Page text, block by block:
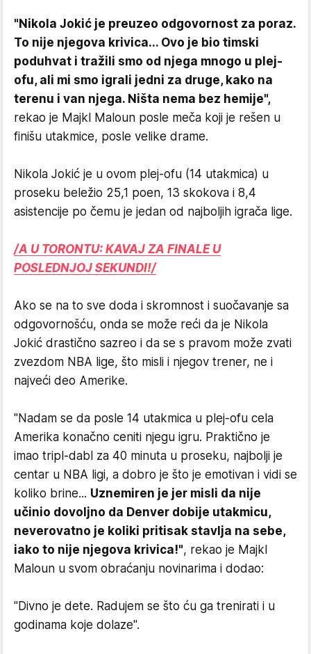
"Nikola Jokić je preuzeo odgovornost za poraz.
To nije njegova krivica... Ovo je bio timski
poduhvat i tražili smo od njega mnogo u plej-
ofu, ali mi smo igrali jedni za druge, kako na
terenu i van njega. Ništa nema bez hemije",
rekao je Majkl Maloun posle meča koji je rešen u
finišu utakmice, posle velike drame.
Nikola Jokić je u ovom plej-ofu (14 utakmica) u
proseku beležio 25,1 poen, 13 skokova i 8,4
asistencije po čemu je jedan od najboljih igrača lige.
/A U TORONTU: KAVAJ ZA FINALE U
POSLEDNJOJ SEKUNDI!/
Ako se na to sve doda i skromnost i suočavanje sa
odgovornošću, onda se može reći da je Nikola
Jokić drastično sazreo i da se s pravom može zvati
zvezdom NBA lige, što misli i njegov trener, ne i
najveći deo Amerike.
"Nadam se da posle 14 utakmica u plej-ofu cela
Amerika konačno ceniti njegu igru. Praktično je
imao tripl-dabl za 40 minuta u proseku, najbolji je
centar u NBA ligi, a dobro je što je emotivan i vidi se
koliko brine... Uznemiren je jer misli da nije
učinio dovoljno da Denver dobije utakmicu,
neverovatno je koliki pritisak stavlja na sebe,
iako to nije njegova krivica!", rekao je Majkl
Maloun u svom obraćanju novinarima i dodao:
"Divno je dete. Radujem se što ću ga trenirati i u
godinama koje dolaze".